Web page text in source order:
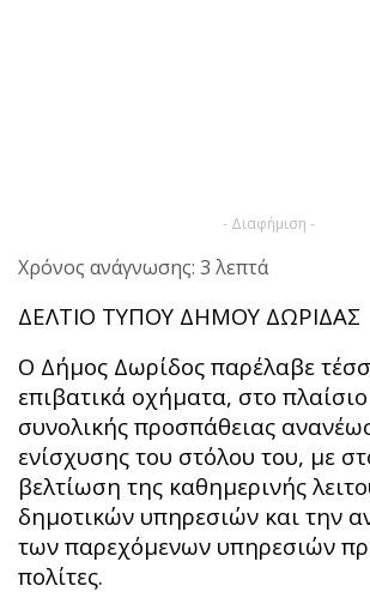
- Διαφήμιση -
Χρόνος ανάγνωσης: 3 λεπτά
ΔΕΛΤΙΟ ΤΥΠΟΥ ΔΗΜΟΥ ΔΩΡΙΔΑΣ
Ο Δήμος Δωρίδος παρέλαβε
επιβατικά οχήματα, στο
συνολικής προσπάθειας
ενίσχυσης του στόλου του, με
βελτίωση της καθημερινής
δημοτικών υπηρεσιών και την
των παρεχόμενων υπηρεσιών
πολίτες.